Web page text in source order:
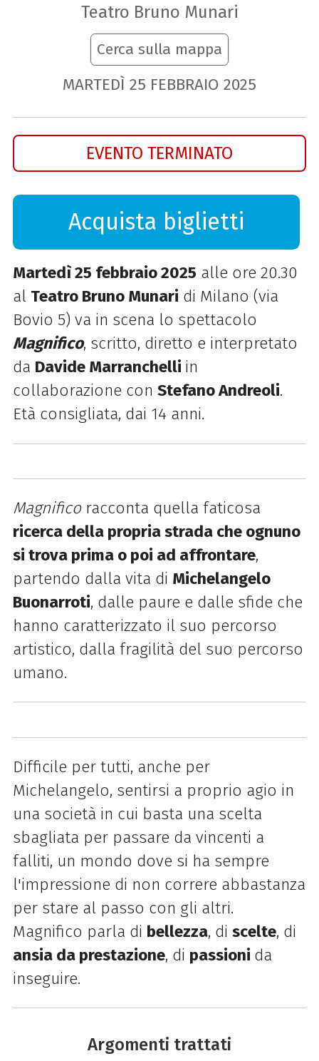
Teatro Bruno Munari
Cerca sulla mappa
MARTEDÌ 25 FEBBRAIO 2025
EVENTO TERMINATO
Acquista biglietti
Martedì 25 febbraio 2025 alle ore 20.30
al Teatro Bruno Munari di Milano (via
Bovio 5) va in scena lo spettacolo
Magnifico, scritto, diretto e interpretato
da Davide Marranchelli in
collaborazione con Stefano Andreoli.
Età consigliata, dai 14 anni.
Magnificoracconta quella faticosa
ricerca della propria strada che ognuno
si trova prima o poi ad affrontare,
partendo dalla vita di Michelangelo
Buonarroti, dalle paure e dalle sfide che
hanno caratterizzato il suo percorso
artistico, dalla fragilità del suo percorso
umano.
Difficile per tutti, anche per
Michelangelo, sentirsi a proprio agio in
una società in cui basta una scelta
sbagliata per passare da vincenti a
falliti, un mondo dove si ha sempre
l'impressione di non correre abbastanza
per stare al passo con gli altri.
Magnifico parla di bellezza, di scelte, di
ansia da prestazione, di passioni da
inseguire.
Argomenti trattati